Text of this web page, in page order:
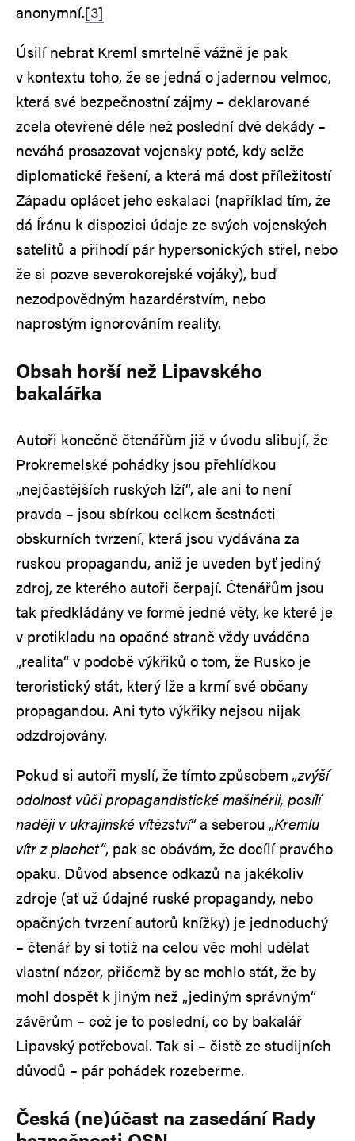
anonymní.[3]
Úsilí nebrat Kreml smrtelně vážně je pak
v kontextu toho, že se jedná o jadernou velmoc,
která své bezpečnostní zájmy – deklarované
zcela otevřeně déle než poslední dvě dekády –
neváhá prosazovat vojensky poté, kdy selže
diplomatické řešení, a která má dost příležitostí
Západu oplácet jeho eskalaci (například tím, že
dá Íránu k dispozici údaje ze svých vojenských
satelitů a přihodí pár hypersonických střel, nebo
že si pozve severokorejské vojáky), buď
nezodpovědným hazardérstvím, nebo
naprostým ignorováním reality.
Obsah horší než Lipavského
bakalářka
Autoři konečně čtenářům již v úvodu slibují, že
Prokremelské pohádky jsou přehlídkou
„nejčastějších ruských lží“, ale ani to není
pravda – jsou sbírkou celkem šestnácti
obskurních tvrzení, která jsou vydávána za
ruskou propagandu, aniž je uveden byť jediný
zdroj, ze kterého autoři čerpají. Čtenářům jsou
tak předkládány ve formě jedné věty, ke které je
v protikladu na opačné straně vždy uváděna
„realita“ v podobě výkřiků o tom, že Rusko je
teroristický stát, který lže a krmí své občany
propagandou. Ani tyto výkřiky nejsou nijak
odzdrojovány.
Pokud si autoři myslí, že tímto způsobem„zvýší
odolnost vůči propagandistické mašinérii, posílí
naději v ukrajinské vítězství“a seberou„Kremlu
vítr z plachet“, pak se obávám, že docílí pravého
opaku. Důvod absence odkazů na jakékoliv
zdroje (ať už údajné ruské propagandy, nebo
opačných tvrzení autorů knížky) je jednoduchý
– čtenář by si totiž na celou věc mohl udělat
vlastní názor, přičemž by se mohlo stát, že by
mohl dospět k jiným než „jediným správným“
závěrům – což je to poslední, co by bakalář
Lipavský potřeboval. Tak si – čistě ze studijních
důvodů – pár pohádek rozeberme.
Česká (ne)účast na zasedání Rady